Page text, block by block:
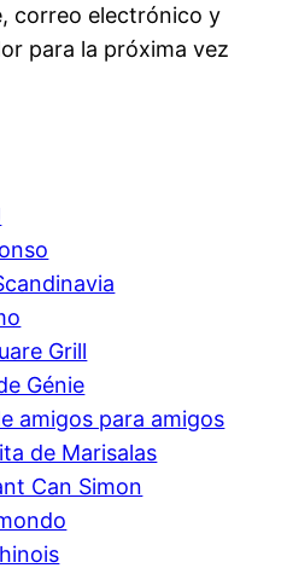
correo electrónico y
para la próxima vez
Grill
Génie
amigos para amigos
de Marisalas
Can Simon